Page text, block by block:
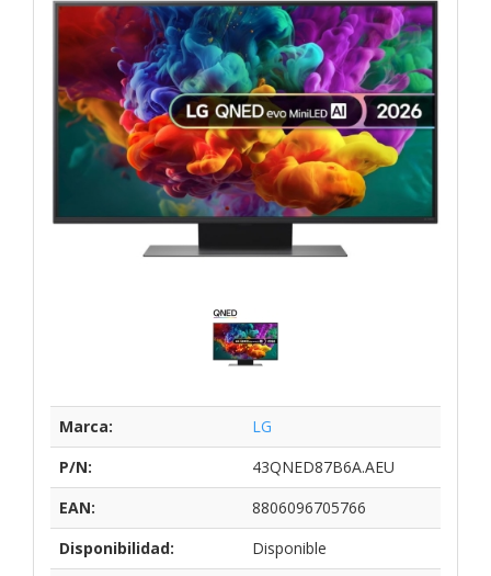
Marca:
LG
P/N:
43QNED87B6A.AEU
EAN:
8806096705766
Disponibilidad:
Disponible